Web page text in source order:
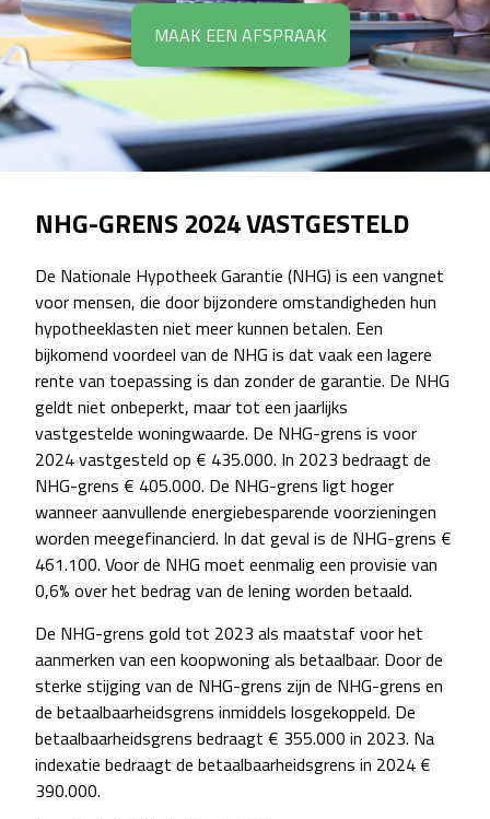
MAAK EEN AFSPRAAK
NHG-GRENS 2024 VASTGESTELD
De Nationale Hypotheek Garantie (NHG) is een vangnet
voor mensen, die door bijzondere omstandigheden hun
hypotheeklasten niet meer kunnen betalen. Een
bijkomend voordeel van de NHG is dat vaak een lagere
rente van toepassing is dan zonder de garantie. De NHG
geldt niet onbeperkt, maar tot een jaarlijks
vastgestelde woningwaarde. De NHG-grens is voor
2024 vastgesteld op € 435.000. In 2023 bedraagt de
NHG-grens € 405.000. De NHG-grens ligt hoger
wanneer aanvullende energiebesparende voorzieningen
worden meegefinancierd. In dat geval is de NHG-grens €
461.100. Voor de NHG moet eenmalig een provisie van
0,6% over het bedrag van de lening worden betaald.
De NHG-grens gold tot 2023 als maatstaf voor het
aanmerken van een koopwoning als betaalbaar. Door de
sterke stijging van de NHG-grens zijn de NHG-grens en
de betaalbaarheidsgrens inmiddels losgekoppeld. De
betaalbaarheidsgrens bedraagt € 355.000 in 2023. Na
indexatie bedraagt de betaalbaarheidsgrens in 2024 €
390.000.